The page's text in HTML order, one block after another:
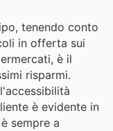
tenendo conto
in offerta sui
è il
risparmi.
è evidente in
sempre a